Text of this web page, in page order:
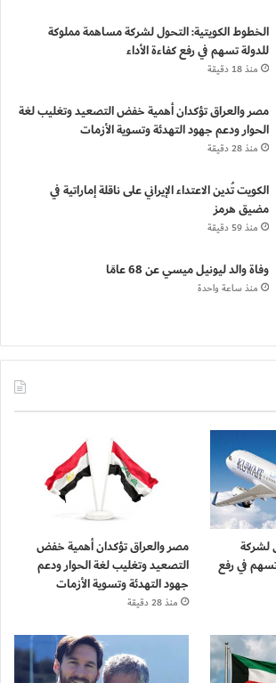
الخطوط الكويتية: التحول لشركة مساهمة مملوكة
للدولة تسهم في رفع كفاءة الأداء
منذ 18 دقيقة
مصر والعراق تؤكدان أهمية خفض التصعيد وتغليب لغة
الحوار ودعم جهود التهدئة وتسوية الأزمات
منذ 28 دقيقة
الكويت تُدين الاعتداء الإيراني على ناقلة إماراتية في
مضيق هرمز
منذ 59 دقيقة
وفاة والد ليونيل ميسي عن 68 عامًا
منذ ساعة واحدة
لشركة
في رفع
مصر والعراق تؤكدان أهمية خفض
التصعيد وتغليب لغة الحوار ودعم
جهود التهدئة وتسوية الأزمات
منذ 28 دقيقة